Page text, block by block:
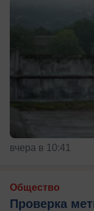
вчера в 10:41
Общество
Проверка